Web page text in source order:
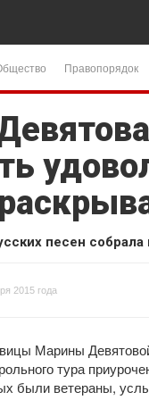
Правопорядок
песен
2015 года
Марины
тура
были ветераны,